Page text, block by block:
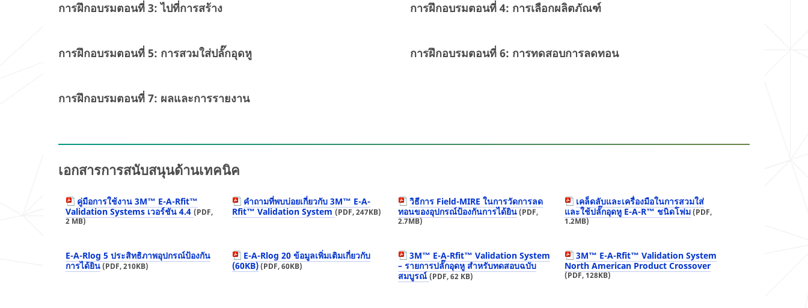
การฝึกอบรมตอนที่ 3: ไปที่การสร้าง การฝึกอบรมตอนที่ 4: การเลือกผลิตภัณฑ์
การฝึกอบรมตอนที่ 5: การสวมใส่ปลั๊กอุดหู การฝึกอบรมตอนที่ 6: การทดสอบการลดทอน
การฝึกอบรมตอนที่ 7: ผลและการรายงาน
เอกสารการสนับสนุนด้านเทคนิค
คู่มือการใช้งาน 3M™ E-A-Rfit™
Validation Systems เวอร์ชัน 4.4(PDF,
2 MB)
คำถามที่พบบ่อยเกี่ยวกับ 3M™ E-A-
Rfit™ Validation System(PDF, 247KB)
วิธีการ Field-MIRE ในการวัดการลด
ทอนของอุปกรณ์ป้องกันการได้ยิน(PDF,
2.7MB)
เคล็ดลับและเครื่องมือในการสวมใส่
และใช้ปลั๊กอุดหู E-A-R™ ชนิดโฟม(PDF,
1.2MB)
E-A-Rlog 5 ประสิทธิภาพอุปกรณ์ป้องกัน
การได้ยิน(PDF, 210KB)
E-A-Rlog 20 ข้อมูลเพิ่มเติมเกี่ยวกับ
(60KB)(PDF, 60KB)
3M™ E-A-Rfit™ Validation System
– รายการปลั๊กอุดหู สำหรับทดสอบฉบับ
สมบูรณ์ (PDF, 62 KB)
3M™ E-A-Rfit™ Validation System
North American Product Crossover
(PDF, 128KB)